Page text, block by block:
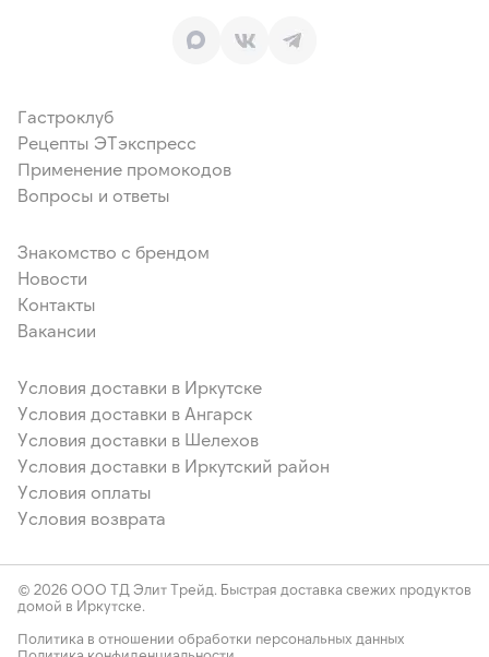
Гастроклуб
Рецепты ЭТэкспресс
Применение промокодов
Вопросы и ответы
Знакомство с брендом
Новости
Контакты
Вакансии
Условия доставки в Иркутске
Условия доставки в Ангарск
Условия доставки в Шелехов
Условия доставки в Иркутский район
Условия оплаты
Условия возврата
© 2026 ООО ТД Элит Трейд. Быстрая доставка свежих продуктов
домой в Иркутске.
Политика в отношении обработки персональных данных